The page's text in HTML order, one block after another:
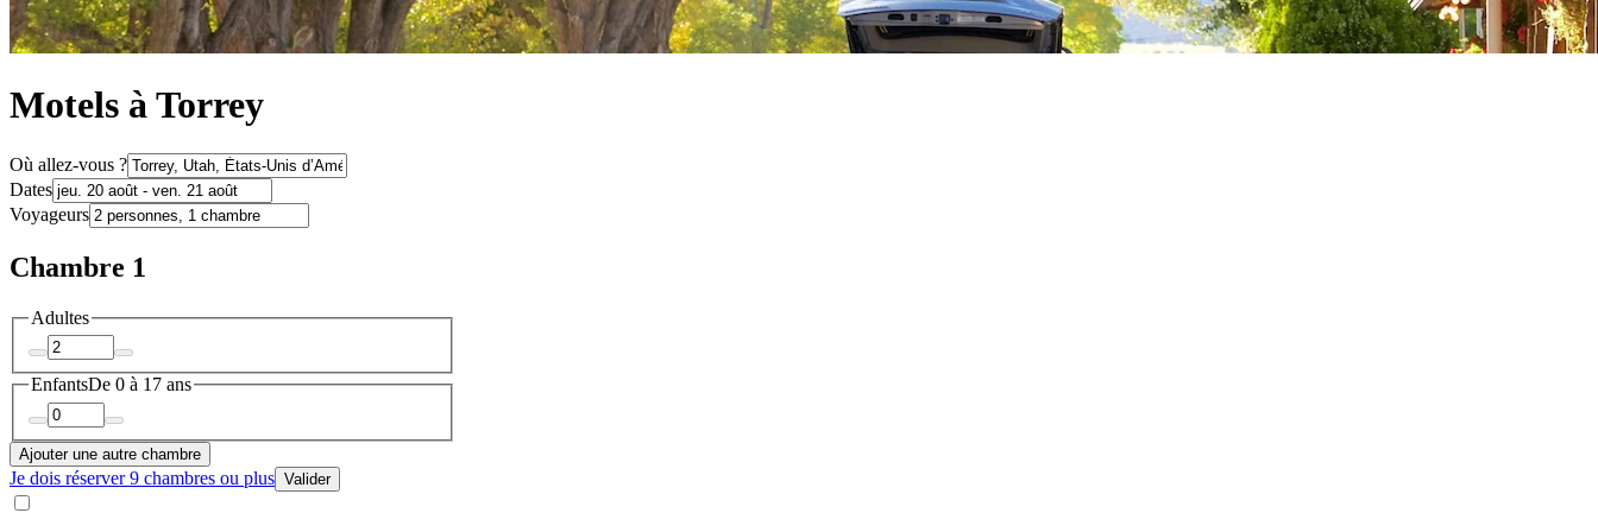
Motels à Torrey
Où allez-vous ?
Dates
Voyageurs
Chambre 1
Adultes
EnfantsDe 0 à 17 ans
Ajouter une autre chambre
Je dois réserver 9 chambres ou plus Valider